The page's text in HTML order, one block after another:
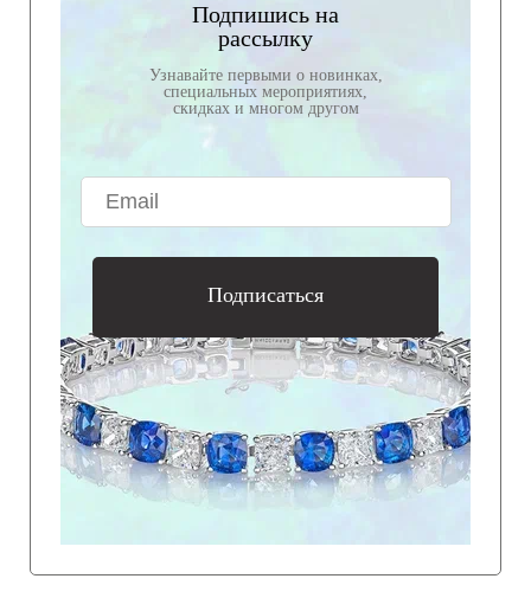
Подпишись на
рассылку
Узнавайте первыми о новинках,
специальных мероприятиях,
скидках и многом другом
Подписаться